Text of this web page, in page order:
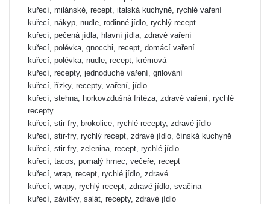
kuřecí, milánské, recept, italská kuchyně, rychlé vaření
kuřecí, nákyp, nudle, rodinné jídlo, rychlý recept
kuřecí, pečená jídla, hlavní jídla, zdravé vaření
kuřecí, polévka, gnocchi, recept, domácí vaření
kuřecí, polévka, nudle, recept, krémová
kuřecí, recepty, jednoduché vaření, grilování
kuřecí, řízky, recepty, vaření, jídlo
kuřecí, stehna, horkovzdušná fritéza, zdravé vaření, rychlé
recepty
kuřecí, stir-fry, brokolice, rychlé recepty, zdravé jídlo
kuřecí, stir-fry, rychlý recept, zdravé jídlo, čínská kuchyně
kuřecí, stir-fry, zelenina, recept, rychlé jídlo
kuřecí, tacos, pomalý hrnec, večeře, recept
kuřecí, wrap, recept, rychlé jídlo, zdravé
kuřecí, wrapy, rychlý recept, zdravé jídlo, svačina
kuřecí, závitky, salát, recepty, zdravé jídlo